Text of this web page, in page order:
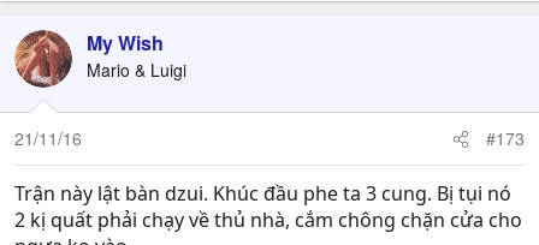
My Wish
Mario & Luigi
21/11/16 #173
Trận này lật bàn dzui. Khúc đầu phe ta 3 cung. Bị tụi nó
2 kị quất phải chạy về thủ nhà, cắm chông chặn cửa cho